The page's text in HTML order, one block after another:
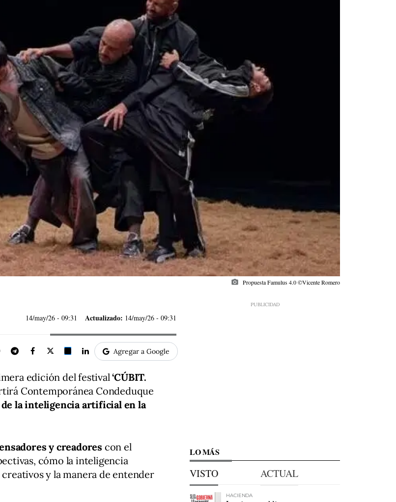
photo_camera Propuesta Famulus 4.0 ©Vicente Romero
14/may/26 - 09:31 Actualizado: 14/may/26 - 09:31
Agregar a Google
edición del festival‘CÚBIT.
Contemporánea Condeduque
la inteligencia artificial en la
y creadores con el
cómo la inteligencia
y la manera de entender
LO MÁS
VISTO ACTUAL
HACIENDA